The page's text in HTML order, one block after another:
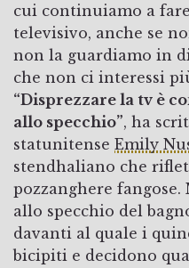
cui continuiamo a
televisivo, anche se
non la guardiamo in
che non ci interessi
“Disprezzare la tv è
allo specchio”, ha
statunitense Emily
stendhaliano che
pozzanghere
allo specchio del
davanti al quale i
bicipiti e decidono